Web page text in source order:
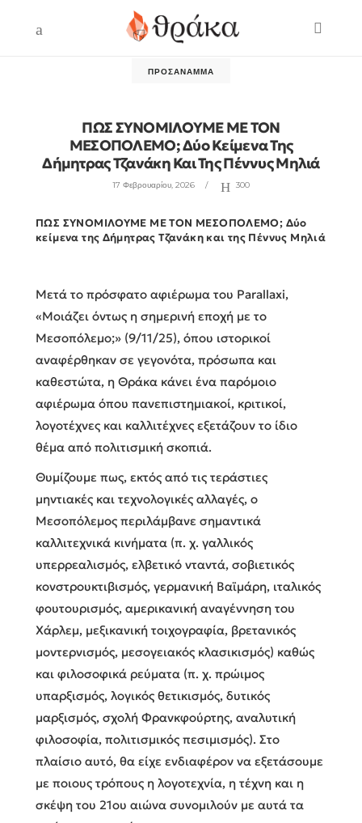
ΠΡΟΣΆΝΑΜΜΑ
ΠΩΣ ΣΥΝΟΜΙΛΟΥΜΕ ΜΕ ΤΟΝ
ΜΕΣΟΠΟΛΕΜΟ; Δύο Κείμενα Της
Δήμητρας Τζανάκη Και Της Πέννυς Μηλιά
17 Φεβρουαρίου, 2026 300
ΠΩΣ ΣΥΝΟΜΙΛΟΥΜΕ ΜΕ ΤΟΝ ΜΕΣΟΠΟΛΕΜΟ; Δύο
κείμενα της Δήμητρας Τζανάκη και της Πέννυς Μηλιά
Μετά το πρόσφατο αφιέρωμα του Parallaxi,
«Μοιάζει όντως η σημερινή εποχή με το
Μεσοπόλεμο;» (9/11/25), όπου ιστορικοί
αναφέρθηκαν σε γεγονότα, πρόσωπα και
καθεστώτα, η Θράκα κάνει ένα παρόμοιο
αφιέρωμα όπου πανεπιστημιακοί, κριτικοί,
λογοτέχνες και καλλιτέχνες εξετάζουν το ίδιο
θέμα από πολιτισμική σκοπιά.
Θυμίζουμε πως, εκτός από τις τεράστιες
μηντιακές και τεχνολογικές αλλαγές, ο
Μεσοπόλεμος περιλάμβανε σημαντικά
καλλιτεχνικά κινήματα (π. χ. γαλλικός
υπερρεαλισμός, ελβετικό νταντά, σοβιετικός
κονστρουκτιβισμός, γερμανική Βαϊμάρη, ιταλικός
φουτουρισμός, αμερικανική αναγέννηση του
Χάρλεμ, μεξικανική τοιχογραφία, βρετανικός
μοντερνισμός, μεσογειακός κλασικισμός) καθώς
και φιλοσοφικά ρεύματα (π. χ. πρώιμος
υπαρξισμός, λογικός θετικισμός, δυτικός
μαρξισμός, σχολή Φρανκφούρτης, αναλυτική
φιλοσοφία, πολιτισμικός πεσιμισμός). Στο
πλαίσιο αυτό, θα είχε ενδιαφέρον να εξετάσουμε
με ποιους τρόπους η λογοτεχνία, η τέχνη και η
σκέψη του 21ου αιώνα συνομιλούν με αυτά τα